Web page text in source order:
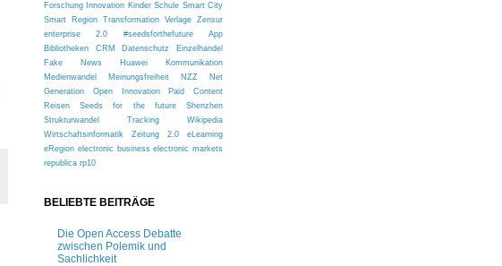
Forschung Innovation Kinder Schule Smart City
Smart Region Transformation Verlage Zensur
enterprise 2.0
#seedsforthefuture
App
Bibliotheken
CRM Datenschutz
Einzelhandel
Fake News
Huawei
Kommunikation
Medienwandel
Meinungsfreiheit NZZ
Net
Generation
Open Innovation
Paid Content
Reisen
Seeds for the future
Shenzhen
Strukturwandel
Tracking
Wikipedia
Wirtschaftsinformatik
Zeitung 2.0
eLearning
eRegion electronic business electronic markets
republica rp10
BELIEBTE BEITRÄGE
Die Open Access Debatte
zwischen Polemik und
Sachlichkeit